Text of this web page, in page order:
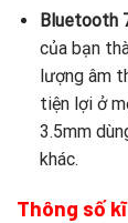
Bluetooth
của bạn
lượng âm
tiện lợi ở
3.5mm
khác.
Thông số